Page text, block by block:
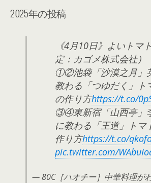
2025年の投稿
《4月10日》よいトマ
定：カゴメ株式会社）
①②池袋「沙漠之月」
教わる「つゆだく」ト
の作り方https://t.co/
③④東新宿「山西亭」
に教わる「王道」トマ
作り方https://t.co/
pic.twitter.com/
— 80C［ハオチー］中華料理が